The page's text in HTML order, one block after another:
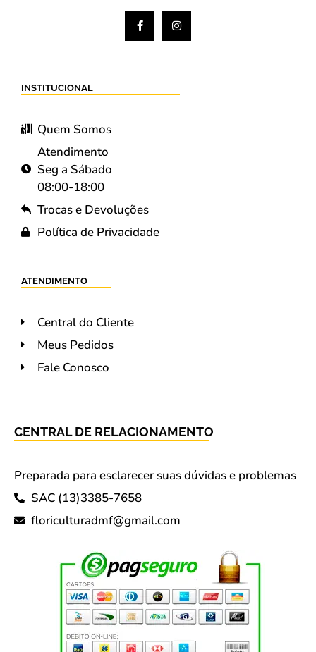
INSTITUCIONAL
Quem Somos
Atendimento
Seg a Sábado
08:00-18:00
Trocas e Devoluções
Política de Privacidade
ATENDIMENTO
Central do Cliente
Meus Pedidos
Fale Conosco
CENTRAL DE RELACIONAMENTO
Preparada para esclarecer suas dúvidas e problemas
SAC (13)3385-7658
floriculturadmf@gmail.com